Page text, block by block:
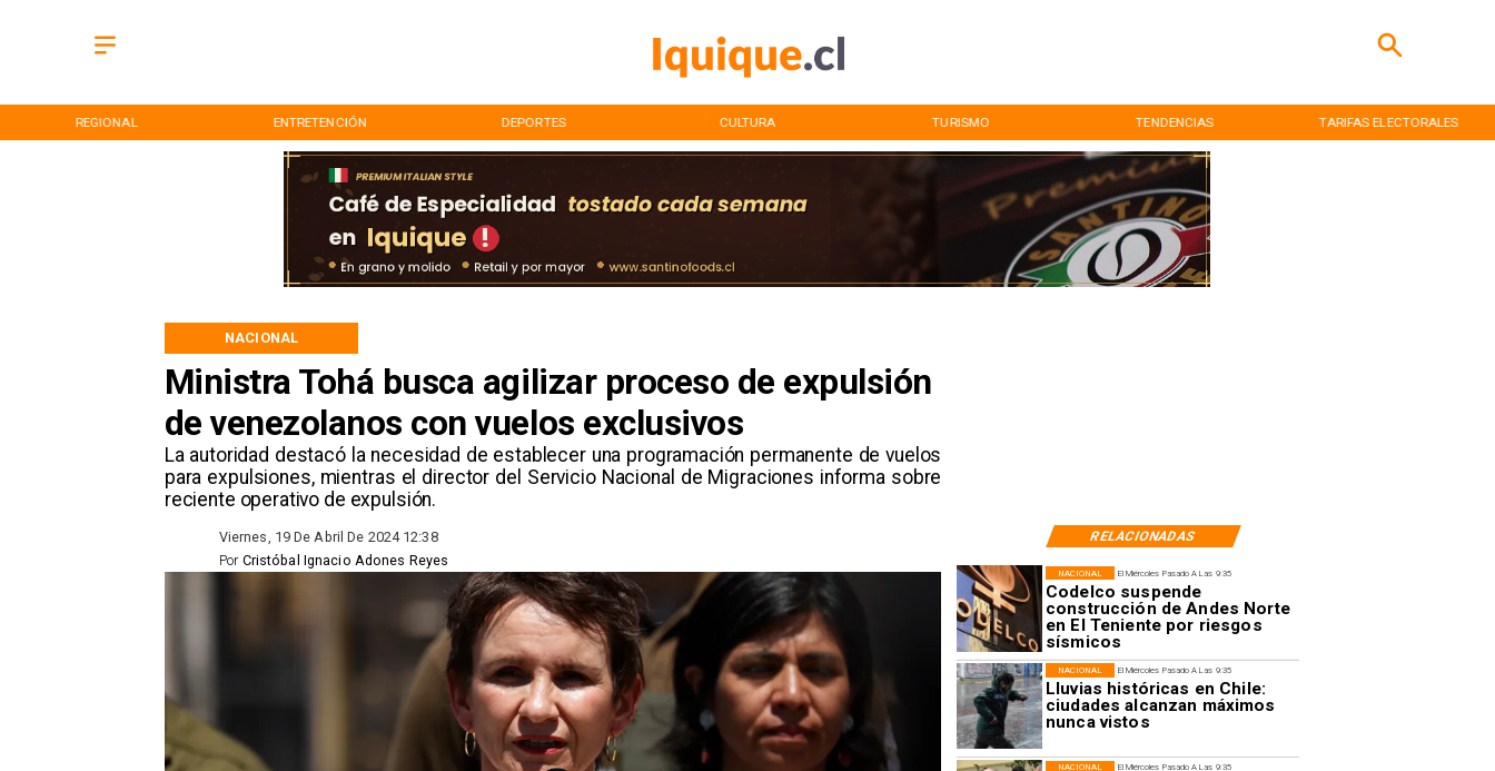
REGIONAL ENTRETENCIÓN DEPORTES CULTURA TURISMO TENDENCIAS TARIFAS ELECTORALES
Ministra Tohá busca agilizar proceso de expulsión
de venezolanos con vuelos exclusivos
La autoridad destacó la necesidad de establecer una programación permanente de vuelos
para expulsiones, mientras el director del Servicio Nacional de Migraciones informa sobre
reciente operativo de expulsión.
NACIONAL
RELACIONADAS
Viernes, 19 De Abril De 2024 12:38
Cristóbal Ignacio Adones Reyes
Por
El Miércoles Pasado A Las 9:35
Codelco suspende
construcción de Andes Norte
en El Teniente por riesgos
sísmicos
NACIONAL
El Miércoles Pasado A Las 9:35
Lluvias históricas en Chile:
ciudades alcanzan máximos
nunca vistos
NACIONAL
El Miércoles Pasado A Las 9:35
NACIONAL